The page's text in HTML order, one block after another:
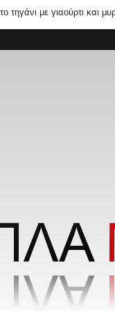
με γιαούρτι και μυρωδικά